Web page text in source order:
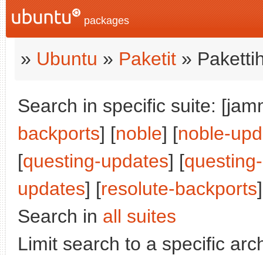
packages
» Ubuntu » Paketit »
Search in specific suite:
backports] [noble] [noble-
[questing-updates] [
updates] [resolute-backports
Search in all suites
Limit search to a specific